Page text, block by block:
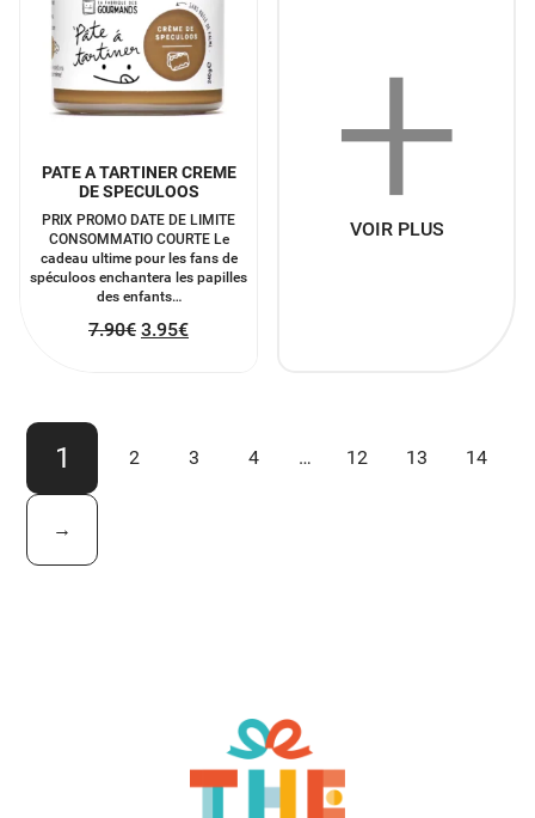
PATE A TARTINER CREME
DE SPECULOOS
PRIX PROMO DATE DE LIMITE
CONSOMMATIO COURTE Le
cadeau ultime pour les fans de
spéculoos enchantera les papilles
des enfants…
7.90€ 3.95€
+
VOIR PLUS
1 2 3 4 … 12 13 14
→